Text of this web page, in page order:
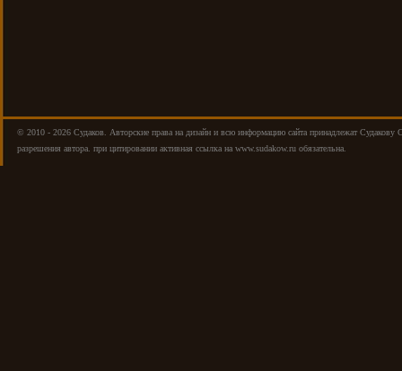
© 2010 - 2026 Cудаков. Авторские права на дизайн и всю информацию сайта принадлежат Судакову
разрешения автора. при цитировании активная ссылка на www.sudakow.ru обязательна.